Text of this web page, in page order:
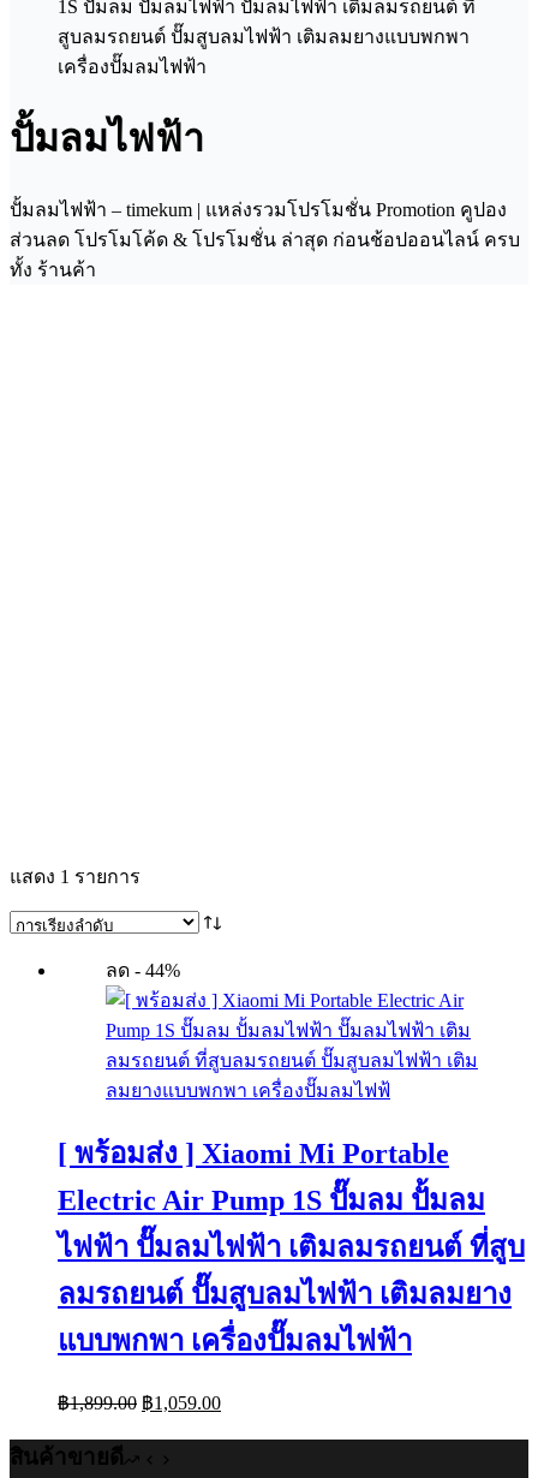
ปั้มลมไฟฟ้า
ปั้มลมไฟฟ้า – timekum | แหล่งรวมโปรโมชั่น Promotion คูปอง
ส่วนลด โปรโมโค้ด & โปรโมชั่น ล่าสุด ก่อนช้อปออนไลน์ ครบ
ทั้ง ร้านค้า
แสดง 1 รายการ
ลด - 44%
[ พร้อมส่ง ] Xiaomi Mi Portable
Electric Air Pump 1S ปั๊มลม ปั้มลม
ไฟฟ้า ปั๊มลมไฟฟ้า เติมลมรถยนต์ ที่สูบ
ลมรถยนต์ ปั๊มสูบลมไฟฟ้า เติมลมยาง
แบบพกพา เครื่องปั๊มลมไฟฟ้า
฿1,899.00 Original
price
was:
฿1,899.00.
฿1,059.00Current
price
is:
สินค้าขายดี